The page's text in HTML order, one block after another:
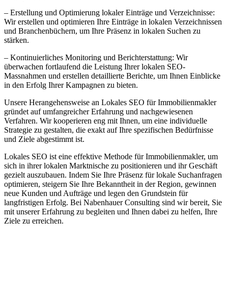
– Erstellung und Optimierung lokaler Einträge und Verzeichnisse:
Wir erstellen und optimieren Ihre Einträge in lokalen Verzeichnissen
und Branchenbüchern, um Ihre Präsenz in lokalen Suchen zu
stärken.
– Kontinuierliches Monitoring und Berichterstattung: Wir
überwachen fortlaufend die Leistung Ihrer lokalen SEO-
Massnahmen und erstellen detaillierte Berichte, um Ihnen Einblicke
in den Erfolg Ihrer Kampagnen zu bieten.
Unsere Herangehensweise an Lokales SEO für Immobilienmakler
gründet auf umfangreicher Erfahrung und nachgewiesenen
Verfahren. Wir kooperieren eng mit Ihnen, um eine individuelle
Strategie zu gestalten, die exakt auf Ihre spezifischen Bedürfnisse
und Ziele abgestimmt ist.
Lokales SEO ist eine effektive Methode für Immobilienmakler, um
sich in ihrer lokalen Marktnische zu positionieren und ihr Geschäft
gezielt auszubauen. Indem Sie Ihre Präsenz für lokale Suchanfragen
optimieren, steigern Sie Ihre Bekanntheit in der Region, gewinnen
neue Kunden und Aufträge und legen den Grundstein für
langfristigen Erfolg. Bei Nabenhauer Consulting sind wir bereit, Sie
mit unserer Erfahrung zu begleiten und Ihnen dabei zu helfen, Ihre
Ziele zu erreichen.